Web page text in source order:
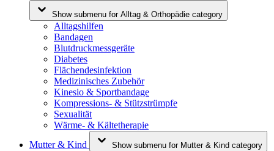
Show submenu for Alltag & Orthopädie category
Alltagshilfen
Bandagen
Blutdruckmessgeräte
Diabetes
Flächendesinfektion
Medizinisches Zubehör
Kinesio & Sportbandage
Kompressions- & Stützstrümpfe
Sexualität
Wärme- & Kältetherapie
Mutter & Kind
Show submenu for Mutter & Kind category